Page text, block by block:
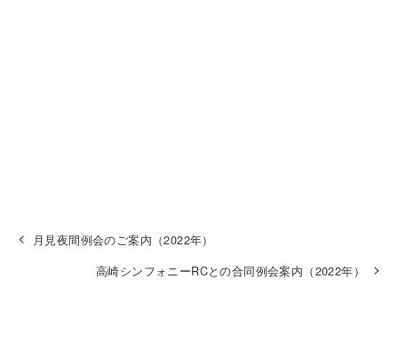
月見夜間例会のご案内（2022年）
高崎シンフォニーRCとの合同例会案内（2022年）